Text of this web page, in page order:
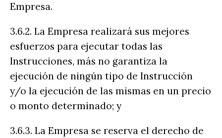
Empresa.
3.6.2. La Empresa realizará sus mejores
esfuerzos para ejecutar todas las
Instrucciones, más no garantiza la
ejecución de ningún tipo de Instrucción
y/o la ejecución de las mismas en un precio
o monto determinado; y
3.6.3. La Empresa se reserva el derecho de